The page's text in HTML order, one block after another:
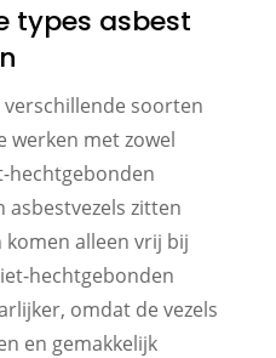
types asbest
soorten
werken met zowel
hechtgebonden
asbestvezels zitten
alleen vrij bij
hechtgebonden
omdat de vezels
en gemakkelijk